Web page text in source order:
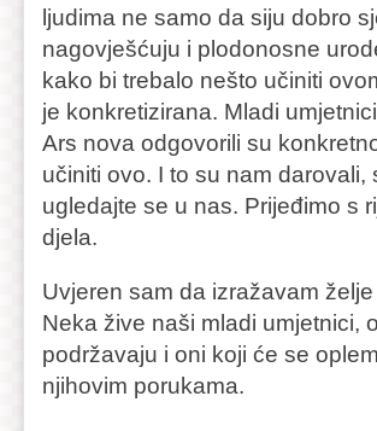
ljudima ne samo da siju dobro
nagovješćuju i plodonosne
kako bi trebalo nešto učiniti
je konkretizirana. Mladi
Ars nova odgovorili su
učiniti ovo. I to su nam darovali,
ugledajte se u nas. Prijeđimo s
djela.
Uvjeren sam da izražavam
Neka žive naši mladi umjetnici,
podržavaju i oni koji će se
njihovim porukama.